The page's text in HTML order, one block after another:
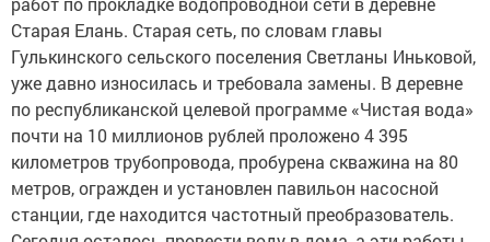
Старая Елань. Старая сеть, по словам главы
Гулькинского сельского поселения Светланы Иньковой,
уже давно износилась и требовала замены. В деревне
по республиканской целевой программе «Чистая вода»
почти на 10 миллионов рублей проложено 4 395
километров трубопровода, пробурена скважина на 80
метров, огражден и установлен павильон насосной
станции, где находится частотный преобразователь.